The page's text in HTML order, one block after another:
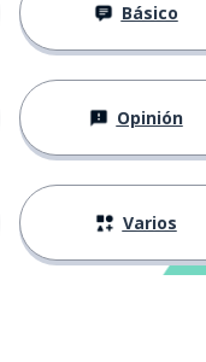
Básico
Opinión
Varios